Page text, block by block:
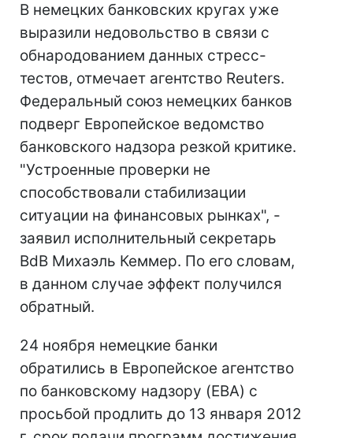
В немецких банковских кругах уже
выразили недовольство в связи с
обнародованием данных стресс-
тестов, отмечает агентство Reuters.
Федеральный союз немецких банков
подверг Европейское ведомство
банковского надзора резкой критике.
"Устроенные проверки не
способствовали стабилизации
ситуации на финансовых рынках", -
заявил исполнительный секретарь
BdB Михаэль Кеммер. По его словам,
в данном случае эффект получился
обратный.
24 ноября немецкие банки
обратились в Европейское агентство
по банковскому надзору (EBA) с
просьбой продлить до 13 января 2012